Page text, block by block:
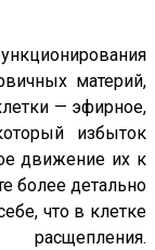
материй,
— эфирное,
избыток
движение их к
более детально
что в клетке